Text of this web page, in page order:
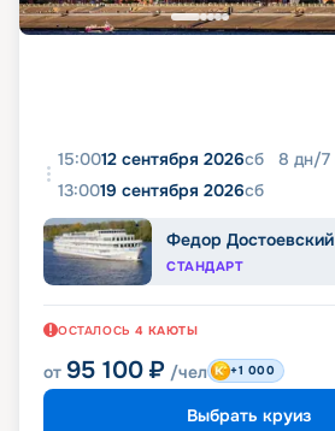
15:0012 сентября 2026сб 8 дн/7
13:0019 сентября 2026сб
Федор Достоевский
СТАНДАРТ
ОСТАЛОСЬ 4 КАЮТЫ
от 95 100 ₽ /чел +1 000
Выбрать круиз